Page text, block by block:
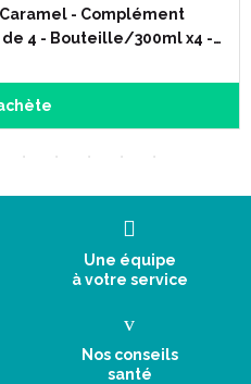
Caramel - Complément
4 - Bouteille/300ml x4 -…
Une équipe
à votre service
Nos conseils
santé